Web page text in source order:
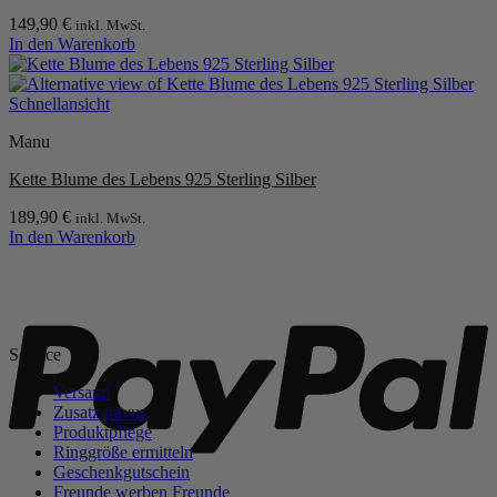
149,90 € inkl. MwSt.
In den Warenkorb
Schnellansicht
Manu
Kette Blume des Lebens 925 Sterling Silber
189,90 € inkl. MwSt.
In den Warenkorb
Service
Versand
Zusatzgravur
Produktpflege
Ringgröße ermitteln
Geschenkgutschein
Freunde werben Freunde